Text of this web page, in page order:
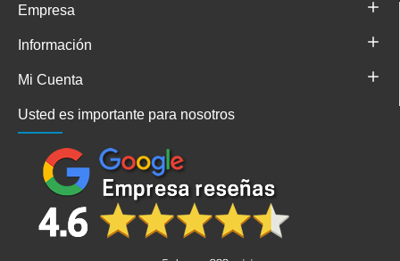
Empresa
Información
Mi Cuenta
Usted es importante para nosotros